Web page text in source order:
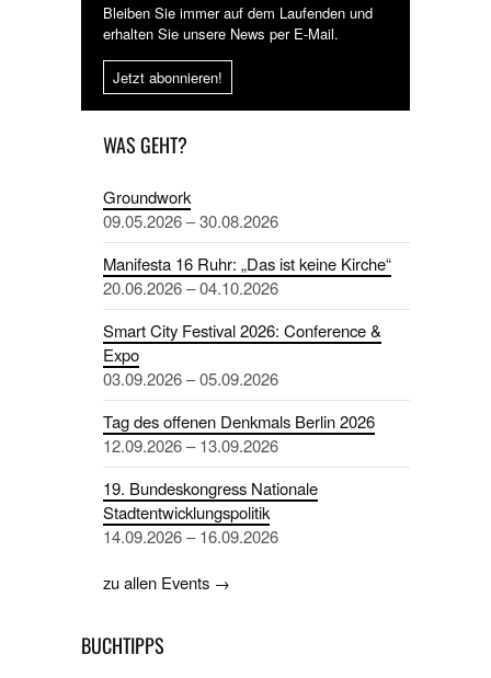
Bleiben Sie immer auf dem Laufenden und
erhalten Sie unsere News per E-Mail.
Jetzt abonnieren!
WAS GEHT?
Groundwork
09.05.2026 – 30.08.2026
Manifesta 16 Ruhr: „Das ist keine Kirche“
20.06.2026 – 04.10.2026
Smart City Festival 2026: Conference &
Expo
03.09.2026 – 05.09.2026
Tag des offenen Denkmals Berlin 2026
12.09.2026 – 13.09.2026
19. Bundeskongress Nationale
Stadtentwicklungspolitik
14.09.2026 – 16.09.2026
zu allen Events →
BUCHTIPPS